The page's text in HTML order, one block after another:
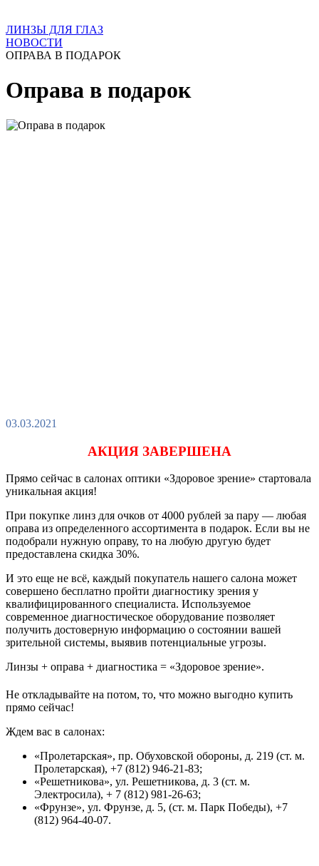
ЛИНЗЫ ДЛЯ ГЛАЗ
НОВОСТИ
ОПРАВА В ПОДАРОК
Оправа в подарок
03.03.2021
АКЦИЯ ЗАВЕРШЕНА
Прямо сейчас в салонах оптики «Здоровое зрение» стартовала
уникальная акция!
При покупке линз для очков от 4000 рублей за пару — любая
оправа из определенного ассортимента в подарок. Если вы не
подобрали нужную оправу, то на любую другую будет
предоставлена скидка 30%.
И это еще не всё, каждый покупатель нашего салона может
совершено бесплатно пройти диагностику зрения у
квалифицированного специалиста. Используемое
современное диагностическое оборудование позволяет
получить достоверную информацию о состоянии вашей
зрительной системы, выявив потенциальные угрозы.
Линзы + оправа + диагностика = «Здоровое зрение».
Не откладывайте на потом, то, что можно выгодно купить
прямо сейчас!
Ждем вас в салонах:
«Пролетарская», пр. Обуховской обороны, д. 219 (ст. м.
Пролетарская), +7 (812) 946-21-83;
«Решетникова», ул. Решетникова, д. 3 (ст. м.
Электросила), + 7 (812) 981-26-63;
«Фрунзе», ул. Фрунзе, д. 5, (ст. м. Парк Победы), +7
(812) 964-40-07.